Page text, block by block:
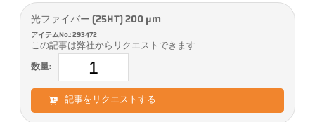
光ファイバー (25HT) 200 µm
アイテムNo.: 293472
この記事は弊社からリクエストできます
数量:
記事をリクエストする